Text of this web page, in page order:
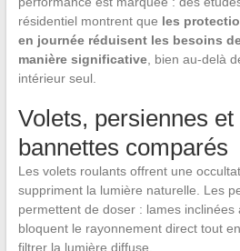
résidentiel montrent que les
en journée réduisent les besoins
manière significative, bien au-delà
intérieur seul.
Volets, persiennes et
bannettes comparés
Les volets roulants offrent une
suppriment la lumière naturelle. Les
permettent de doser : lames inclinées
bloquent le rayonnement direct tout
filtrer la lumière diffuse.